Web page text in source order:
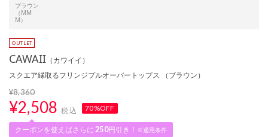
ブラウン
（MM
M）
CAWAII （カワイイ）
スクエア縁取るフリンジプルオーバートップス （ブラウン）
¥8,360
¥2,508 税込 70%OFF
クーポンを使えばさらに 250円引き！ ※適用条件